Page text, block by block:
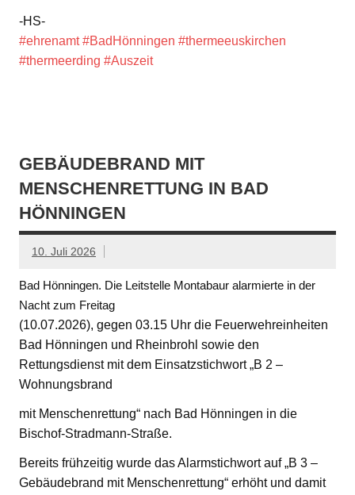
-HS-
#ehrenamt #BadHönningen #thermeeuskirchen
#thermeerding #Auszeit
GEBÄUDEBRAND MIT
MENSCHENRETTUNG IN BAD
HÖNNINGEN
10. Juli 2026
Bad Hönningen. Die Leitstelle Montabaur alarmierte in der
Nacht zum Freitag
(10.07.2026), gegen 03.15 Uhr die Feuerwehreinheiten
Bad Hönningen und Rheinbrohl sowie den
Rettungsdienst mit dem Einsatzstichwort „B 2 –
Wohnungsbrand
mit Menschenrettung“ nach Bad Hönningen in die
Bischof-Stradmann-Straße.
Bereits frühzeitig wurde das Alarmstichwort auf „B 3 –
Gebäudebrand mit Menschenrettung“ erhöht und damit